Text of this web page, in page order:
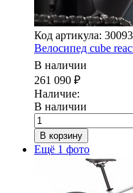
Код артикула:
Велосипед cube
В наличии
261 090 ₽
Наличие:
В наличии
В корзину
Ещё 1 фото